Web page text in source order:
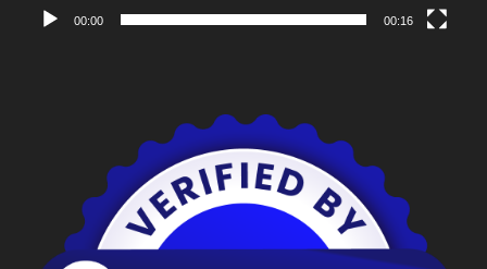
00:00 00:16